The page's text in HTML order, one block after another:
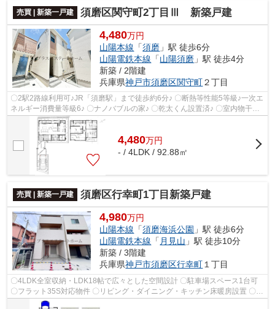
売買 | 新築一戸建 須磨区関守町2丁目Ⅲ 新築戸建
4,480万円
山陽本線 「須磨 」駅 徒歩6分
山陽電鉄本線 「山陽須磨 」駅 徒歩4分
新築 / 2階建
兵庫県神戸市須磨区関守町２丁目
〇2駅2路線利用可♪JR「須磨駅」まで徒歩約6分♪ 〇断熱等性能5等級♪一次エ
ネルギー消費量等級6♪ 〇ナノバブルの家♪ 〇乾太くん設置済♪ 〇室内物干し
ホスクリーン採用♪
4,480万円
- / 4LDK / 92.88㎡
売買 | 新築一戸建 須磨区行幸町1丁目新築戸建
4,980万円
山陽本線 「須磨海浜公園 」駅 徒歩6分
山陽電鉄本線 「 月見山 」駅 徒歩10分
新築 / 3階建
兵庫県神戸市須磨区行幸町１丁目
〇4LDK全室収納・LDK18帖で広々とした空間設計 〇駐車場スペース1台可
〇フラット35S対応物件 〇リビング・ダイニング・キッチン床暖房設置 〇便
利な大容量宅配ボックス設置 〇スマー...